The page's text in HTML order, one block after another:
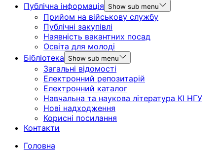
Публічна інформація
Show sub menu
Прийом на військову службу
Публічні закупівлі
Наявність вакантних посад
Освіта для молоді
Бібліотека
Show sub menu
Загальні відомості
Електронний репозитарій
Електронний каталог
Навчальна та наукова література КІ НГУ
Нові надходження
Корисні посилання
Контакти
Головна